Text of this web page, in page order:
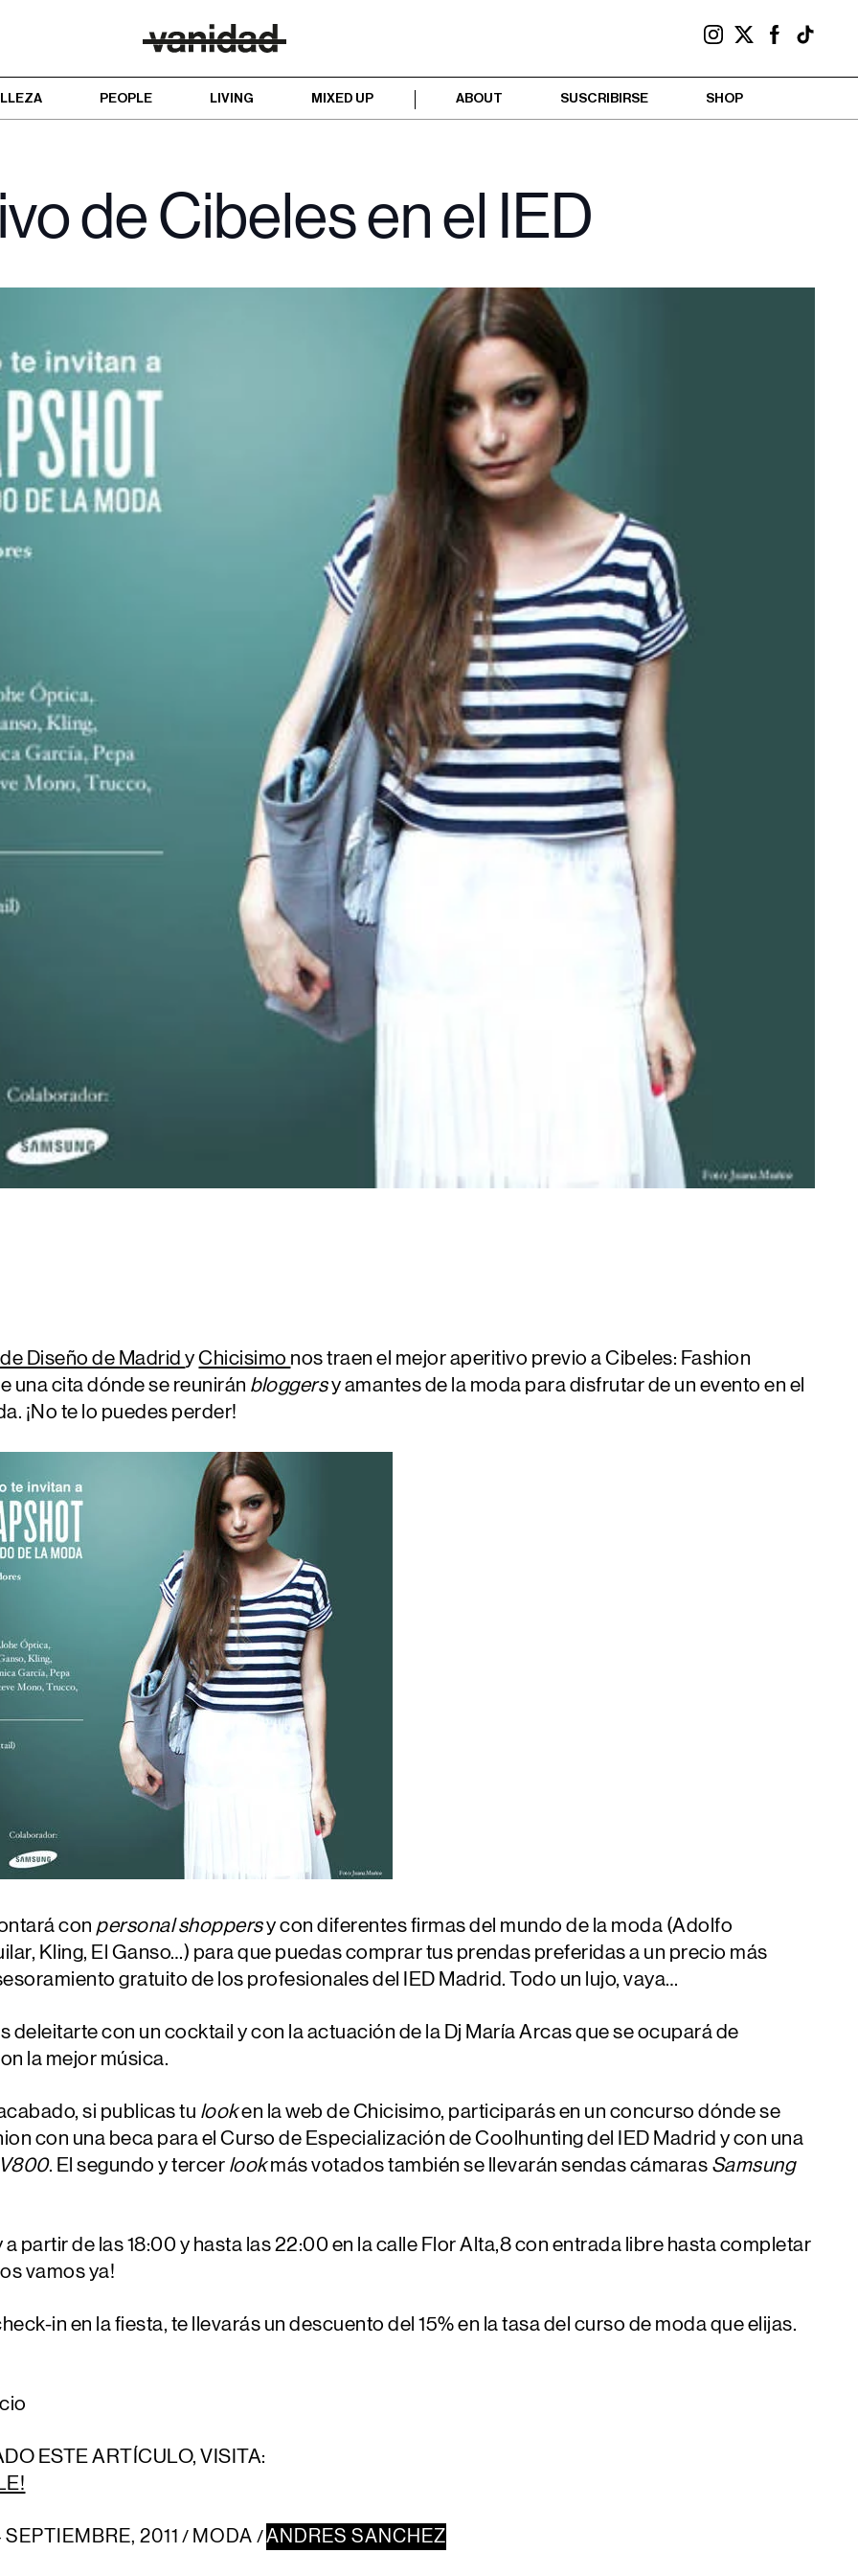
PEOPLE LIVING MIXED UP ABOUT SUSCRIBIRSE SHOP
de Cibeles en el IED
Diseño de MadridyChicisimo nos traen el mejor aperitivo previo a Cibeles: Fashion
una cita dónde se reunirán bloggersy amantes de la moda para disfrutar de un evento en el
¡No te lo puedes perder!
con personal shoppersy con diferentes firmas del mundo de la moda (Adolfo
Kling, El Ganso…) para que puedas comprar tus prendas preferidas a un precio más
gratuito de los profesionales del IED Madrid. Todo un lujo, vaya…
deleitarte con un cocktaily con la actuación de la Dj María Arcasque se ocupará de
la mejor música.
si publicas tu looken la web de Chicisimo, participarás en un concurso dónde se
con una beca para elCurso de Especialización de Coolhunting del IED Madrid y con una
. El segundo y tercer lookmás votados también se llevarán sendas cámaras Samsung
a partir de las 18:00 y hasta las 22:00 en la calle Flor Alta,8 con entrada libre hasta completar
vamos ya!
in en la fiesta, te llevarás undescuento del 15%en la tasa del curso de moda que elijas.
ESTE ARTÍCULO, VISITA:
SEPTIEMBRE, 2011 / MODA /ANDRES SANCHEZ